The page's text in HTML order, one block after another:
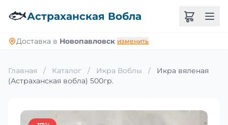
🐟Астраханская Вобла
Доставка в Новопавловск изменить
Главная / Каталог / Икра Воблы /
Икра вяленая
(Астраханская вобла) 500гр.